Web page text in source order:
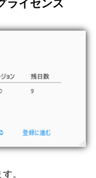
ライセンス
。